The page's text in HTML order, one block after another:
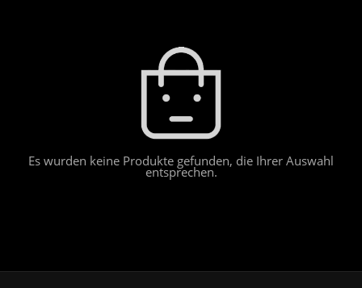
Es wurden keine Produkte gefunden, die Ihrer Auswahl
entsprechen.